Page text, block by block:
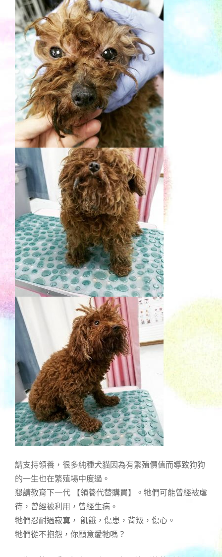
請支持領養，很多純種犬貓因為有繁殖價值而導致狗狗
的一生也在繁殖場中度過。
懇請教育下一代 【領養代替購買】。牠們可能曾經被虐
待，曾經被利用，曾經生病。
牠們忍耐過寂寞， 飢餓，傷患，背叛，傷心。
牠們從不抱怨，你願意愛牠嗎？